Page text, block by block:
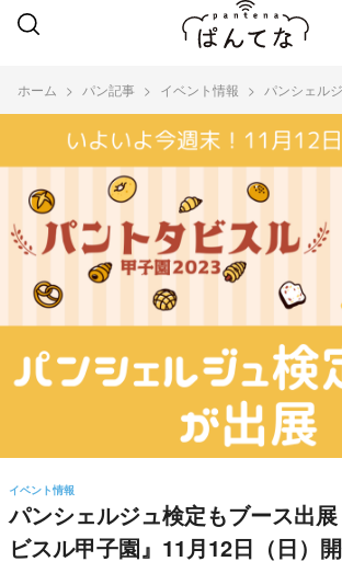
ホーム パン記事 イベント情報 パンシェル
イベント情報
パンシェルジュ検定もブース出
ビスル甲子園』11⽉12⽇（⽇）